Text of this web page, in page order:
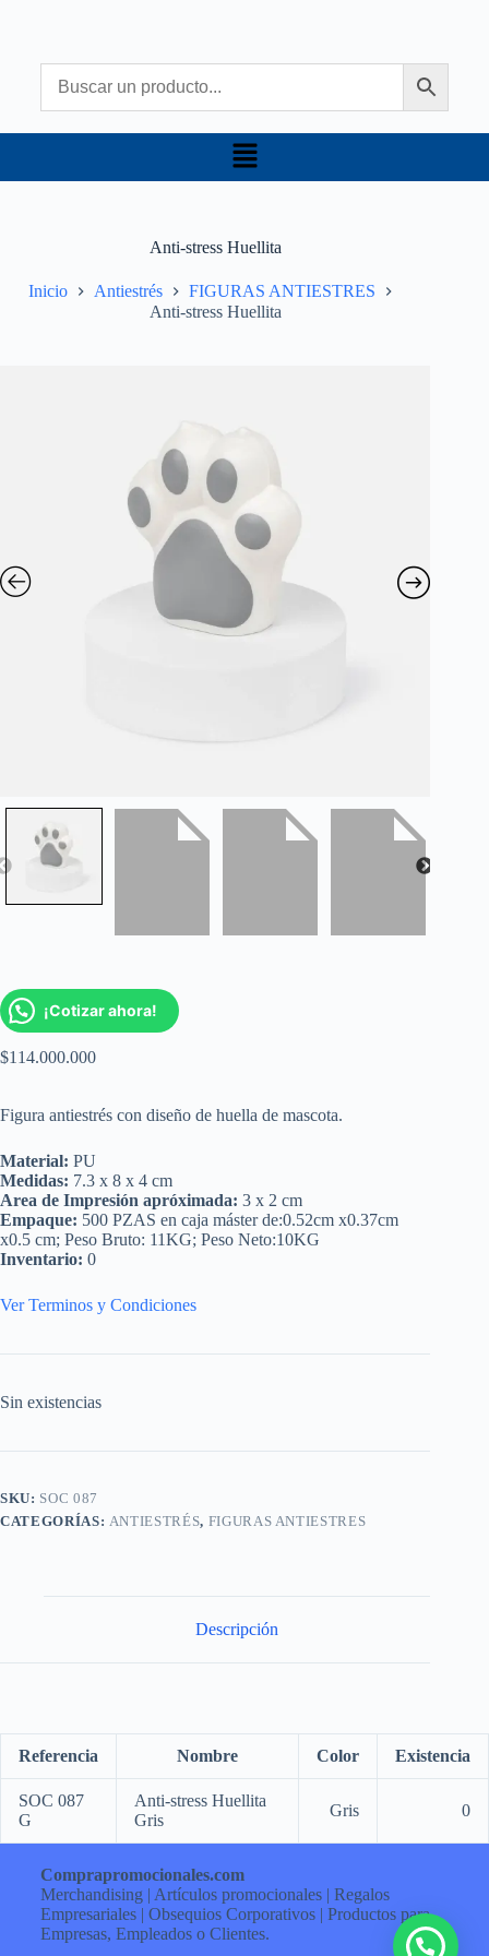
Anti-stress Huellita
Inicio Antiestrés
FIGURAS ANTIESTRES
Anti-stress Huellita
¡Cotizar ahora!
$114.000.000
Figura antiestrés con diseño de huella de mascota.
Material: PU
Medidas: 7.3 x 8 x 4 cm
Area de Impresión apróximada: 3 x 2 cm
Empaque: 500 PZAS en caja máster de:0.52cm x0.37cm
x0.5 cm; Peso Bruto: 11KG; Peso Neto:10KG
Inventario: 0
Ver Terminos y Condiciones
Sin existencias
SKU: SOC 087
CATEGORÍAS: ANTIESTRÉS, FIGURAS ANTIESTRES
Descripción
Referencia Nombre Color Existencia
SOC 087
G
Anti-stress Huellita
Gris
Gris 0
Comprapromocionales.com
Merchandising | Artículos promocionales | Regalos
Empresariales | Obsequios Corporativos | Productos para
Empresas, Empleados o Clientes.